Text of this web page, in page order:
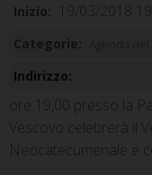
Inizio: 19/03/2018
Categorie:
Indirizzo:
ore 19,00 presso la
Vescovo celebrerà il
Neocatecumenale e